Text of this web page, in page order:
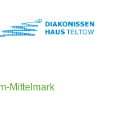
Mittelmark